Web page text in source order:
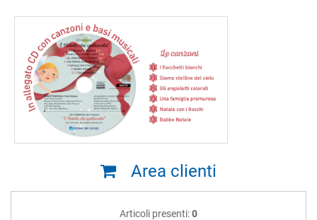
Area clienti
Articoli presenti:0